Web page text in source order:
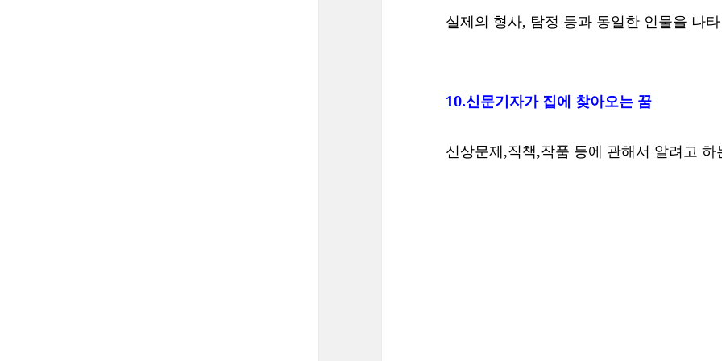
실제의 형사, 탐정 등과 동일한 인물을 나
10.신문기자가 집에 찾아오는 꿈
신상문제,직책,작품 등에 관해서 알려고 하